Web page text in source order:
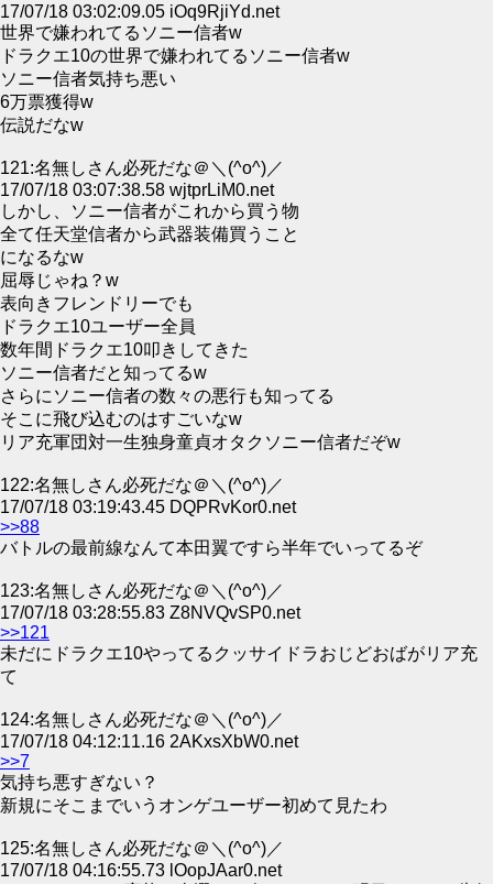
17/07/18 03:02:09.05 iOq9RjiYd.net
世界で嫌われてるソニー信者w
ドラクエ10の世界で嫌われてるソニー信者w
ソニー信者気持ち悪い
6万票獲得w
伝説だなw
121:名無しさん必死だな＠＼(^o^)／
17/07/18 03:07:38.58 wjtprLiM0.net
しかし、ソニー信者がこれから買う物
全て任天堂信者から武器装備買うこと
になるなw
屈辱じゃね？w
表向きフレンドリーでも
ドラクエ10ユーザー全員
数年間ドラクエ10叩きしてきた
ソニー信者だと知ってるw
さらにソニー信者の数々の悪行も知ってる
そこに飛び込むのはすごいなw
リア充軍団対一生独身童貞オタクソニー信者だぞw
122:名無しさん必死だな＠＼(^o^)／
17/07/18 03:19:43.45 DQPRvKor0.net
>>88
バトルの最前線なんて本田翼ですら半年でいってるぞ
123:名無しさん必死だな＠＼(^o^)／
17/07/18 03:28:55.83 Z8NVQvSP0.net
>>121
未だにドラクエ10やってるクッサイドラおじどおばがリア充
て
124:名無しさん必死だな＠＼(^o^)／
17/07/18 04:12:11.16 2AKxsXbW0.net
>>7
気持ち悪すぎない？
新規にそこまでいうオンゲユーザー初めて見たわ
125:名無しさん必死だな＠＼(^o^)／
17/07/18 04:16:55.73 lOopJAar0.net